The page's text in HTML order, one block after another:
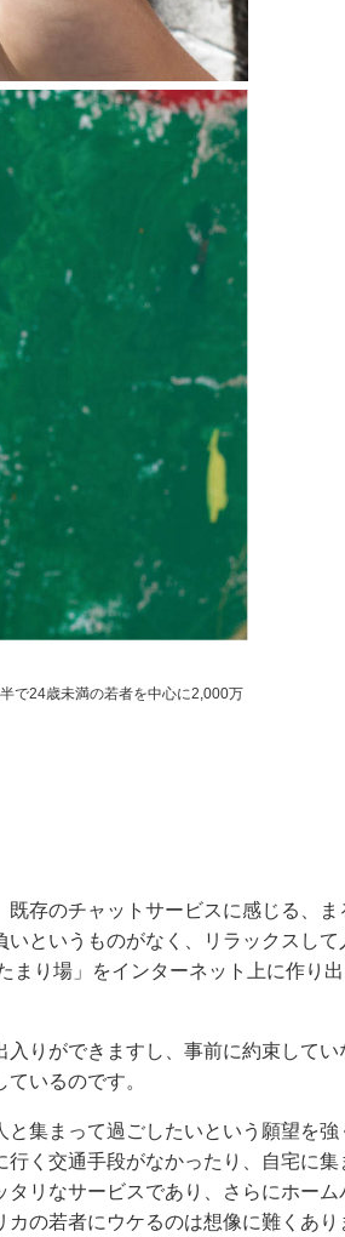
で24歳未満の若者を中心に2,000万
存のチャットサービスに感じる、ま
というものがなく、リラックスして
まり場」をインターネット上に作り出
りができますし、事前に約束してい
いるのです。
集まって過ごしたいという願望を強
く交通手段がなかったり、自宅に集
リなサービスであり、さらにホーム
の若者にウケるのは想像に難くあり